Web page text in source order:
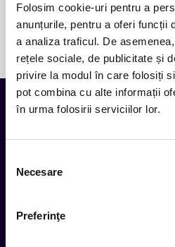
Folosim cookie-uri pentru a
anunțurile, pentru a oferi funcții
a analiza traficul. De
rețele sociale, de publicitate și
privire la modul în care folosiți
pot combina cu alte informații
în urma folosirii serviciilor lor.
consimțământului
Necesare
Preferinţe
semnificative menite să inspire,
şi să aducă bucurie celor mici.
Tot ce te
Aboneaza-te la newsletter-ul nostru,